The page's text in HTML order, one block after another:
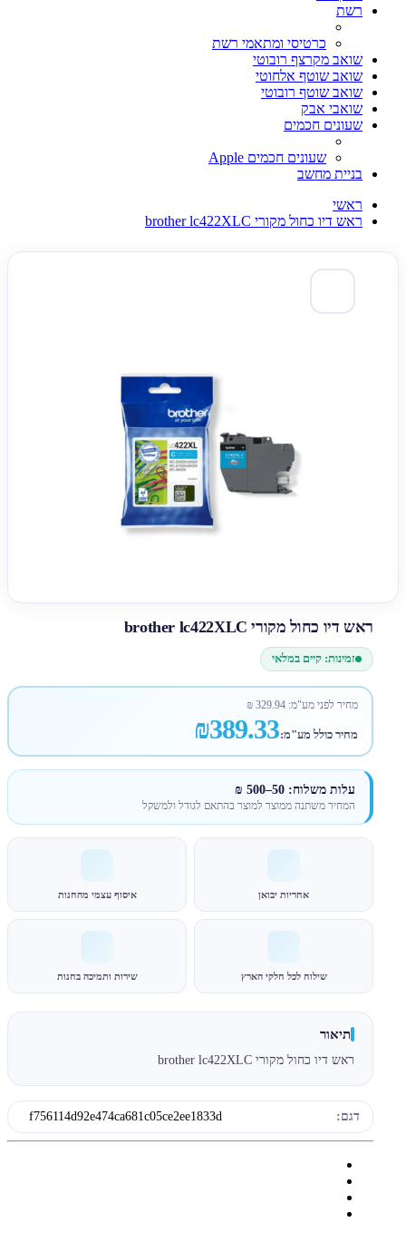
רשת
כרטיסי ומתאמי רשת
שואב מקרצף רובוטי
שואב שוטף אלחוטי
שואב שוטף רובוטי
שואבי אבק
שעונים חכמים
שעונים חכמים Apple
בניית מחשב
ראשי
ראש דיו כחול מקורי brother lc422XLC
ראש דיו כחול מקורי brother lc422XLC
זמינות: קיים במלאי
מחיר לפני מע"מ:329.94
₪
מחיר כולל מע"מ:₪389.33
עלות משלוח: 50–500 ₪
המחיר משתנה ממוצר למוצר בהתאם לגודל ולמשקל
אחריות יבואן איסוף עצמי מהחנות
שילוח לכל חלקי הארץ שירות ותמיכה בחנות
תיאור
ראש דיו כחול מקורי brother lc422XLC
דגם: f756114d92e474ca681c05ce2ee1833d